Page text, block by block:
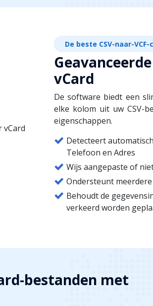
De beste CSV-naar-
vCard
De software biedt een
elke kolom uit uw CSV-
eigenschappen.
Detecteert
Telefoon en Adres
Wijs aangepaste of
Ondersteunt
Behoudt de
verkeerd worden
bestanden met